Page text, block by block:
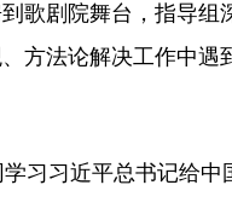
歌剧院舞台，指导组
方法论解决工作中遇
习习近平总书记给中